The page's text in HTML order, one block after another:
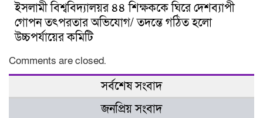
ইসলামী বিশ্ববিদ্যালয়র ৪৪ শিক্ষককে ঘিরে দেশব্যাপী
গোপন তৎপরতার অভিযোগ/ তদন্তে গঠিত হলো
উচ্চপর্যায়ের কমিটি
Comments are closed.
সর্বশেষ সংবাদ
জনপ্রিয় সংবাদ